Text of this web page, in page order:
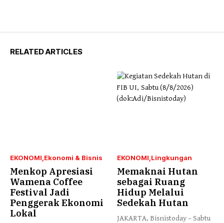
RELATED ARTICLES
EKONOMI Ekonomi & Bisnis
Menkop Apresiasi
Wamena Coffee
Festival Jadi
Penggerak Ekonomi
Lokal
EKONOMI Lingkungan
Memaknai Hutan
sebagai Ruang
Hidup Melalui
Sedekah Hutan
JAKARTA, Bisnistoday – Sabtu